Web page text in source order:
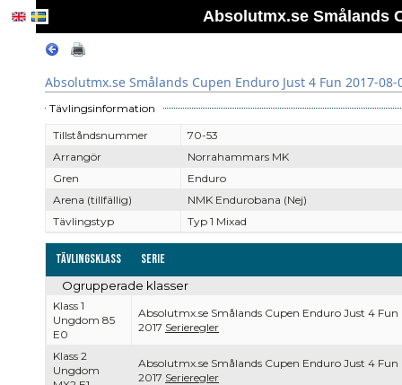
Absolutmx.se Smålands
Absolutmx.se Smålands Cupen Enduro Just 4 Fun 2017-08-
Tävlingsinformation
Tillståndsnummer
70-53
Arrangör
Norrahammars MK
Gren
Enduro
Arena (tillfällig)
NMK Endurobana (Nej)
Tävlingstyp
Typ 1 Mixad
Tävlingsklass Serie
Ogrupperade klasser
Klass 1
Ungdom 85
E0
Absolutmx.se Smålands Cupen Enduro Just 4 Fun
2017 Serieregler
Klass 2
Ungdom
Absolutmx.se Smålands Cupen Enduro Just 4 Fun
2017 Serieregler